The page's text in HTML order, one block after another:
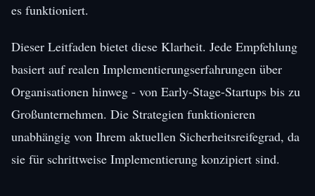
es funktioniert.
Dieser Leitfaden bietet diese Klarheit. Jede Empfehlung
basiert auf realen Implementierungserfahrungen über
Organisationen hinweg - von Early-Stage-Startups bis zu
Großunternehmen. Die Strategien funktionieren
unabhängig von Ihrem aktuellen Sicherheitsreifegrad, da
sie für schrittweise Implementierung konzipiert sind.